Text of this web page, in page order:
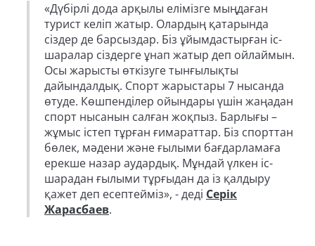
«Дүбірлі дода арқылы елімізге мыңдаған
турист келіп жатыр. Олардың қатарында
сіздер де барсыздар. Біз ұйымдастырған іс-
шаралар сіздерге ұнап жатыр деп ойлаймын.
Осы жарысты өткізуге тынғылықты
дайындалдық. Спорт жарыстары 7 нысанда
өтуде. Көшпенділер ойындары үшін жаңадан
спорт нысанын салған жоқпыз. Барлығы –
жұмыс істеп тұрған ғимараттар. Біз спорттан
бөлек, мәдени және ғылыми бағдарламаға
ерекше назар аудардық. Мұндай үлкен іс-
шарадан ғылыми тұрғыдан да із қалдыру
қажет деп есептейміз», - деді Серік
Жарасбаев.